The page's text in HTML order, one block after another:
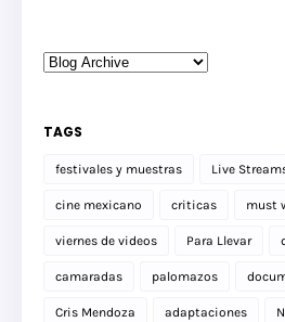
TAGS
festivales y muestras Live
cine mexicano criticas must
viernes de videos Para Llevar
camaradas palomazos
Cris Mendoza adaptaciones